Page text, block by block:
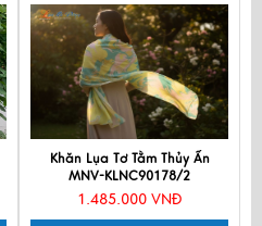
Khăn Lụa Tơ Tằm Thủy Ấn
MNV-KLNC90178/2
1.485.000 VNĐ